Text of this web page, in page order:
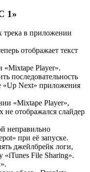
1»
в приложении
отображает текст
Player».
последовательность
«Up Next» приложения
«Mixtape Player»,
не отображался слайдер
неправильно
при её запуске.
джейлбрейк логи,
«iTunes File Sharing».